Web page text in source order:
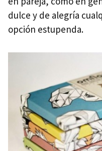
dulce y de alegría
opción estupenda.